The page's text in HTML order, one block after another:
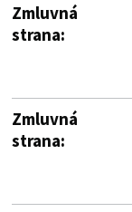
Zmluvná
strana:
Zmluvná
strana: